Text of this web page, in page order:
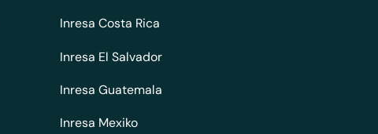
Inresa Costa Rica
Inresa El Salvador
Inresa Guatemala
Inresa Mexiko